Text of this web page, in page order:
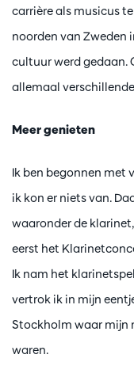
carrière als musicus
noorden van Zweden
cultuur werd gedaan.
allemaal
Meer genieten
Ik ben begonnen met
ik kon er niets van.
waaronder de
eerst het
Ik nam het
vertrok ik in mijn
Stockholm waar mijn
waren.